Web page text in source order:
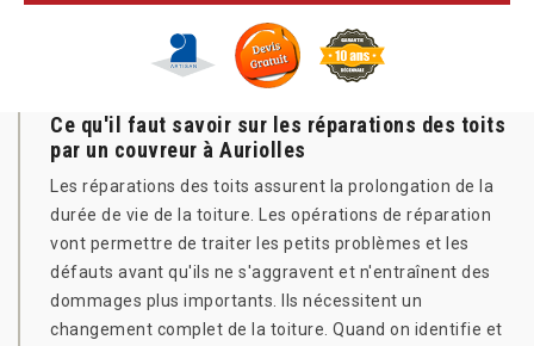
Ce qu'il faut savoir sur les réparations des toits
par un couvreur à Auriolles
Les réparations des toits assurent la prolongation de la
durée de vie de la toiture. Les opérations de réparation
vont permettre de traiter les petits problèmes et les
défauts avant qu'ils ne s'aggravent et n'entraînent des
dommages plus importants. Ils nécessitent un
changement complet de la toiture. Quand on identifie et